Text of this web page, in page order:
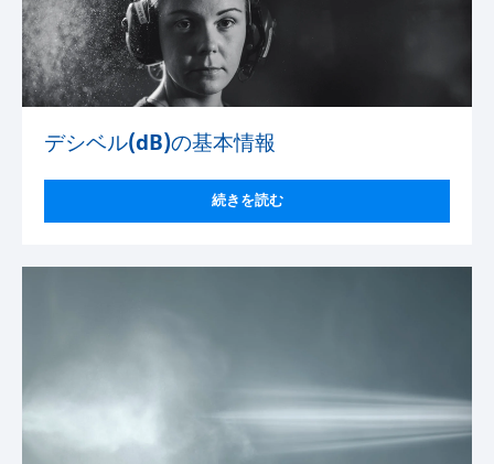
デシベル(dB)の基本情報
続きを読む